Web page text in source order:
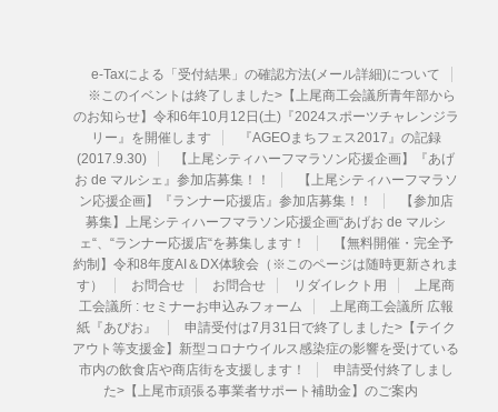
e-Taxによる「受付結果」の確認方法(メール詳細)について
※このイベントは終了しました>【上尾商工会議所青年部から
のお知らせ】令和6年10月12日(土)『2024スポーツチャレンジラ
リー』を開催します
『AGEOまちフェス2017』の記録
(2017.9.30)
【上尾シティハーフマラソン応援企画】『あげ
お de マルシェ』参加店募集！！
【上尾シティハーフマラソ
ン応援企画】『ランナー応援店』参加店募集！！
【参加店
募集】上尾シティハーフマラソン応援企画“あげお de マルシ
ェ“、“ランナー応援店“を募集します！
【無料開催・完全予
約制】令和8年度AI＆DX体験会（※このページは随時更新されま
す）
お問合せ お問合せ リダイレクト用
上尾商
工会議所 : セミナーお申込みフォーム
上尾商工会議所 広報
紙『あぴお』
申請受付は7月31日で終了しました>【テイク
アウト等支援金】新型コロナウイルス感染症の影響を受けている
市内の飲食店や商店街を支援します！
申請受付終了しまし
た>【上尾市頑張る事業者サポート補助金】のご案内